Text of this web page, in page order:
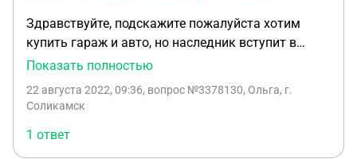
Здравствуйте, подскажите пожалуйста хотим
купить гараж и авто, но наследник вступит в
права через 2 месяца можно ли какой то
зарегистрировать тс. Гараж в дарственной авто в
Показать полностью
22 августа 2022, 09:36, вопрос №3378130, Ольга, г.
Соликамск
1 ответ